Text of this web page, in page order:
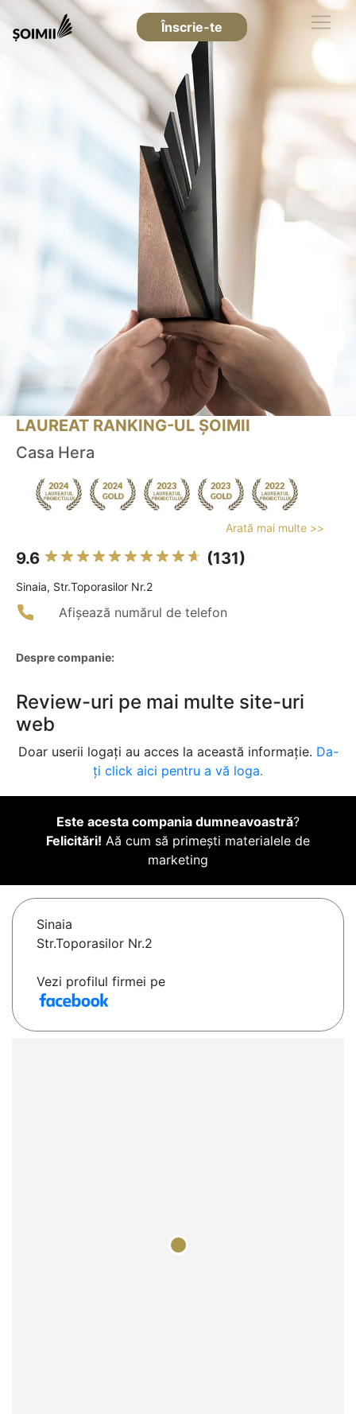
Înscrie-te
LAUREAT RANKING-UL ȘOIMII
Casa Hera
Arată mai multe >>
9.6 (131)
Sinaia, Str.Toporasilor Nr.2
Afișează numărul de telefon
Despre companie:
Review-uri pe mai multe site-uri
web
Doar userii logați au acces la această informație. Da-
ți click aici pentru a vă loga.
Este acesta compania dumneavoastră?
Felicitări! Aă cum să primești materialele de
marketing
Sinaia
Str.Toporasilor Nr.2
Vezi profilul firmei pe